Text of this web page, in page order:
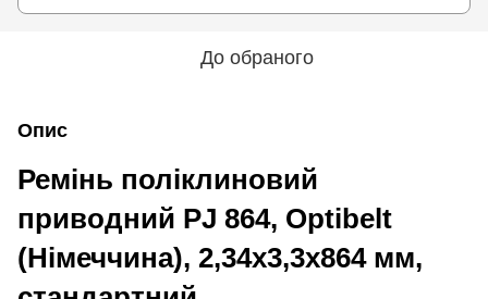
До обраного
Опис
Ремінь поліклиновий
приводний PJ 864, Optibelt
(Німеччина), 2,34х3,3х864 мм,